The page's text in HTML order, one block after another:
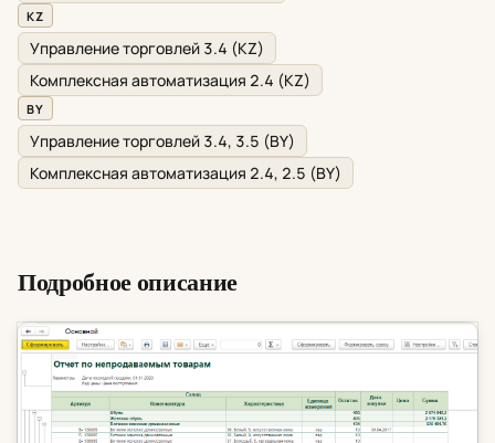
KZ
Управление торговлей 3.4 (KZ)
Комплексная автоматизация 2.4 (KZ)
BY
Управление торговлей 3.4, 3.5 (BY)
Комплексная автоматизация 2.4, 2.5 (BY)
Подробное описание